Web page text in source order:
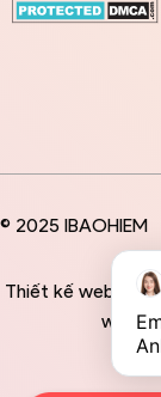
© 2025 IBAOHIEM
Thiết kế website